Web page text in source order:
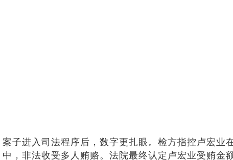
案子进入司法程序后，数字更扎眼。检方指控卢宏
中，非法收受多人贿赂。法院最终认定卢宏业受贿